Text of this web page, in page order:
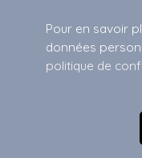
Pour en savoir
données
politique de